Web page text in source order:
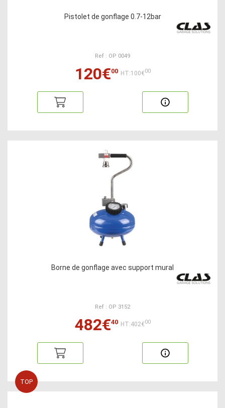
Pistolet de gonflage 0.7-12bar
Ref : OP 0049
120€00 HT:100€00
Borne de gonflage avec support mural
Ref : OP 3152
482€40 HT:402€00
TOP